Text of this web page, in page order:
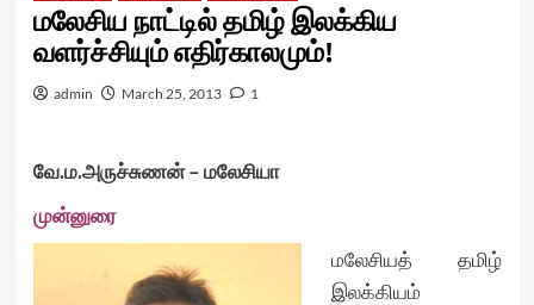
மலேசிய நாட்டில் தமிழ் இலக்கிய
வளர்ச்சியும் எதிர்காலமும்!
admin March 25, 2013 1
வே.ம.அருச்சுணன் – மலேசியா
முன்னுரை
மலேசியத் தமிழ்
இலக்கியம்